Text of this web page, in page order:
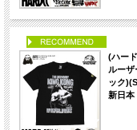
(ハー
ルー
ック
新日本